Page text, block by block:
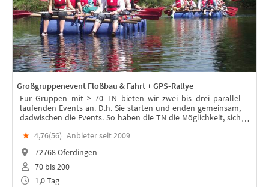
Großgruppenevent Floßbau & Fahrt + GPS-Rallye
Für Gruppen mit > 70 TN bieten wir zwei bis drei parallel
laufenden Events an. D.h. Sie starten und enden gemeinsam,
dadwischen die Events. So haben die TN die Möglichkeit, sich
Großgruppen Teamevent
★ 4,76(56) Anbieter seit 2009
72768 Oferdingen
70 bis 200
1,0 Tag